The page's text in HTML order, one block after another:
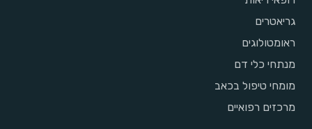
גריאטרים
ראומטולוגים
מנתחי כלי דם
מומחי טיפול בכאב
מרכזים רפואיים